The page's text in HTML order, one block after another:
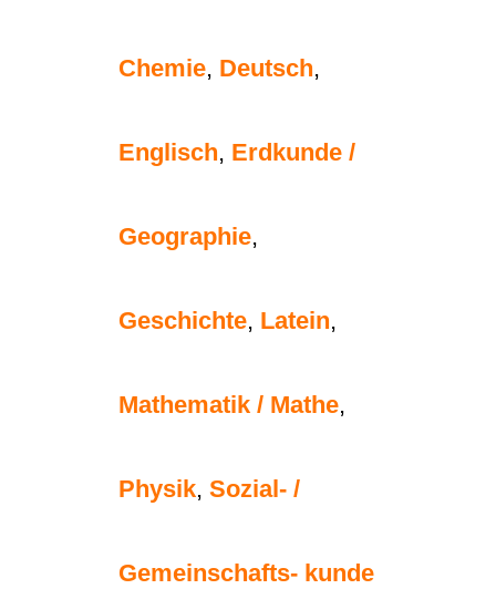
Chemie, Deutsch,
Englisch, Erdkunde /
Geographie,
Geschichte, Latein,
Mathematik / Mathe,
Physik, Sozial- /
Gemeinschafts- kunde